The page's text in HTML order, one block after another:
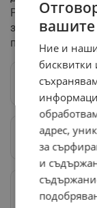
Ръководството
започне спешно
подготви
Ние и
бисквитки
адрес,
за
и